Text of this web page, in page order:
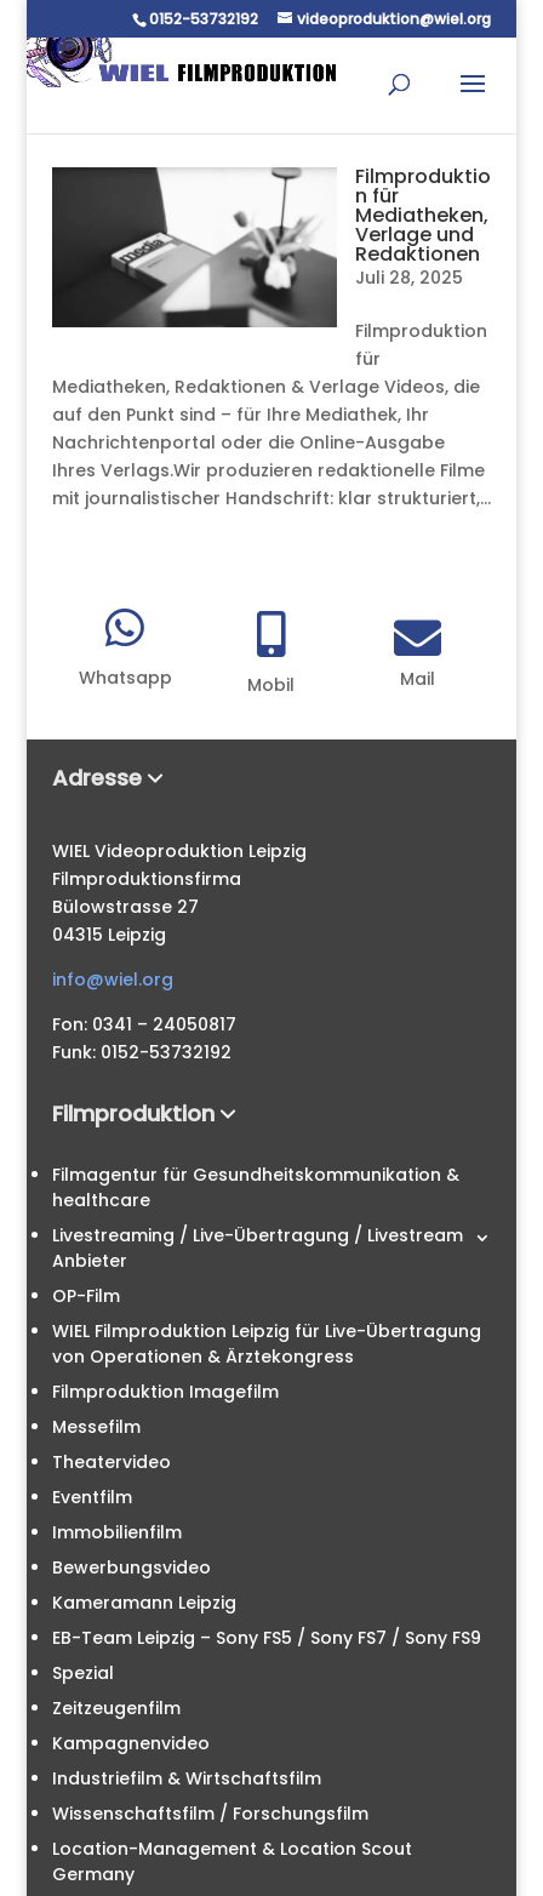
0152-53732192 videoproduktion@wiel.org
Filmproduktio
n für
Mediatheken,
Verlage und
Redaktionen
Juli 28, 2025
Filmproduktion
für
Mediatheken, Redaktionen & Verlage Videos, die
auf den Punkt sind – für Ihre Mediathek, Ihr
Nachrichtenportal oder die Online-Ausgabe
Ihres Verlags.Wir produzieren redaktionelle Filme
mit journalistischer Handschrift: klar strukturiert,...

Whatsapp

Mobil

Mail
Adresse
WIEL Videoproduktion Leipzig
Filmproduktionsfirma
Bülowstrasse 27
04315 Leipzig
info@wiel.org
Fon: 0341 – 24050817
Funk: 0152-53732192
Filmproduktion
Filmagentur für Gesundheitskommunikation &
healthcare
Livestreaming / Live-Übertragung / Livestream
Anbieter
OP-Film
WIEL Filmproduktion Leipzig für Live-Übertragung
von Operationen & Ärztekongress
Filmproduktion Imagefilm
Messefilm
Theatervideo
Eventfilm
Immobilienfilm
Bewerbungsvideo
Kameramann Leipzig
EB-Team Leipzig – Sony FS5 / Sony FS7 / Sony FS9
Spezial
Zeitzeugenfilm
Kampagnenvideo
Industriefilm & Wirtschaftsfilm
Wissenschaftsfilm / Forschungsfilm
Location-Management & Location Scout
Germany